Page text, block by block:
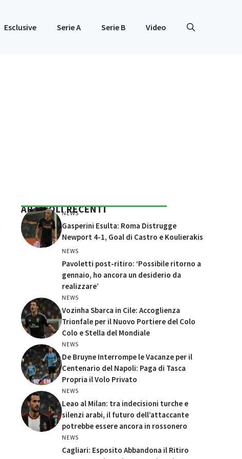
Esclusive Serie A Serie B Video
ARTICOLI RECENTI
NEWS
Gasperini Esulta: Roma Distrugge
Newport 4-1, Goal di Castro e Koulierakis
NEWS
Pavoletti post-ritiro: ‘Possibile ritorno a
gennaio, ho ancora un desiderio da
realizzare’
NEWS
Vozinha Sbarca in Cile: Accoglienza
Trionfale per il Nuovo Portiere del Colo
Colo e Stella del Mondiale
NEWS
De Bruyne Interrompe le Vacanze per il
Centenario del Napoli: Paga di Tasca
Propria il Volo Privato
NEWS
Leao al Milan: tra indecisioni turche e
silenzi arabi, il futuro dell’attaccante
potrebbe essere ancora in rossonero
NEWS
Cagliari: Esposito Abbandona il Ritiro